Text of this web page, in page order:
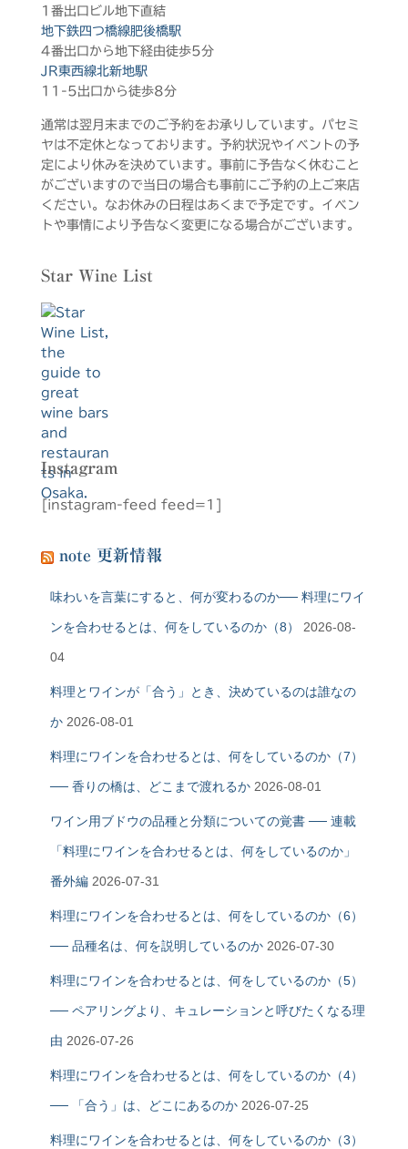
1番出口ビル地下直結
地下鉄四つ橋線肥後橋駅
4番出口から地下経由徒歩5分
JR東西線北新地駅
11-5出口から徒歩8分
通常は翌月末までのご予約をお承りしています。パセミ
ヤは不定休となっております。予約状況やイベントの予
定により休みを決めています。事前に予告なく休むこと
がございますので当日の場合も事前にご予約の上ご来店
ください。なお休みの日程はあくまで予定です。イベン
トや事情により予告なく変更になる場合がございます。
Star Wine List
Instagram
[instagram-feed feed=1]
note 更新情報
味わいを言葉にすると、何が変わるのか── 料理にワイ
ンを合わせるとは、何をしているのか（8） 2026-08-
04
料理とワインが「合う」とき、決めているのは誰なの
か 2026-08-01
料理にワインを合わせるとは、何をしているのか（7）
── 香りの橋は、どこまで渡れるか 2026-08-01
ワイン用ブドウの品種と分類についての覚書 ── 連載
「料理にワインを合わせるとは、何をしているのか」
番外編 2026-07-31
料理にワインを合わせるとは、何をしているのか（6）
── 品種名は、何を説明しているのか 2026-07-30
料理にワインを合わせるとは、何をしているのか（5）
── ペアリングより、キュレーションと呼びたくなる理
由 2026-07-26
料理にワインを合わせるとは、何をしているのか（4）
── 「合う」は、どこにあるのか 2026-07-25
料理にワインを合わせるとは、何をしているのか（3）